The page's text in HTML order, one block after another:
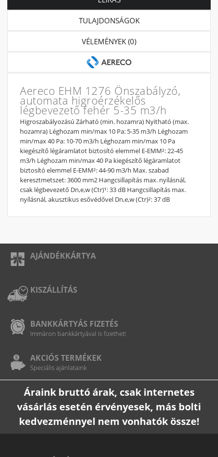
TULAJDONSÁGOK
VÉLEMÉNYEK (0)
Aereco EHM 1276 Önszabályzó,
automata higroérzékelős
légbevezető fehér 5-35 m3/h
Higroszabályozású Zárható (min. hozamra) Nyitható (max.
hozamra) Léghozam min/max 10 Pa: 5-35 m3/h Léghozam
min/max 40 Pa: 10-70 m3/h Léghozam min/max 10 Pa
kiegészítő légáramlatot biztosító elemmel E-EMM²: 22-45
m3/h Léghozam min/max 40 Pa kiegészítő légáramlatot
biztosító elemmel E-EMM²: 44-90 m3/h Max. szabad
keresztmetszet: 3600 mm2 Hangcsillapítás max. nyílásnál,
csak légbevezető Dn,e,w (Ctr)¹: 33 dB Hangcsillapítás max.
nyílásnál, akusztikus esővédővel Dn,e,w (Ctr)²: 37 dB
AJÁNDÉKKÁRTYA
KISZÁLLÍTÁS
BANKKÁRTYÁS FIZETÉS
Immáron bankkártyával is fizethet!
AKCIÓS TERMÉKEK
Speciális ajánlataink
Áraink bruttó árak, csak internetes
vásárlás esetén érvényesek, más bolti
kedvezménnyel nem vonhatók össze!